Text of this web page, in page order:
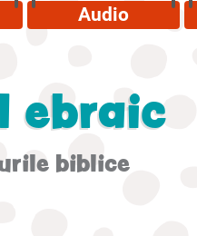
Audio
ebraic
biblice